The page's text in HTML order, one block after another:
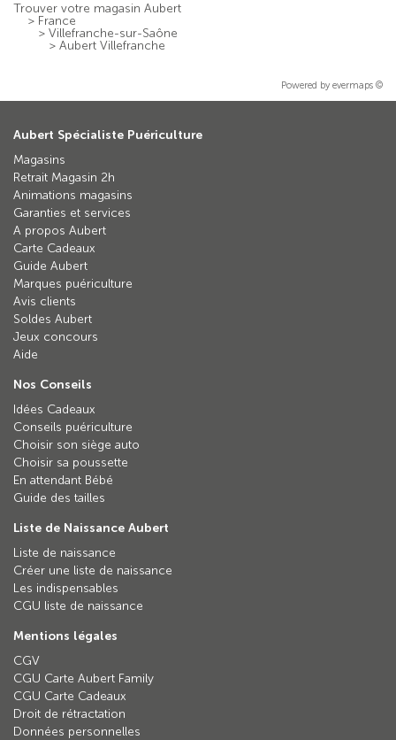
Trouver votre magasin Aubert
> France
> Villefranche-sur-Saône
> Aubert Villefranche
Powered by evermaps ©
Aubert Spécialiste Puériculture
Magasins
Retrait Magasin 2h
Animations magasins
Garanties et services
A propos Aubert
Carte Cadeaux
Guide Aubert
Marques puériculture
Avis clients
Soldes Aubert
Jeux concours
Aide
Nos Conseils
Idées Cadeaux
Conseils puériculture
Choisir son siège auto
Choisir sa poussette
En attendant Bébé
Guide des tailles
Liste de Naissance Aubert
Liste de naissance
Créer une liste de naissance
Les indispensables
CGU liste de naissance
Mentions légales
CGV
CGU Carte Aubert Family
CGU Carte Cadeaux
Droit de rétractation
Données personnelles